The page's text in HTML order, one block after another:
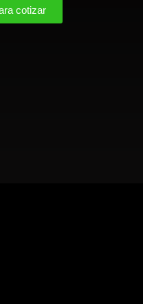
cotizar